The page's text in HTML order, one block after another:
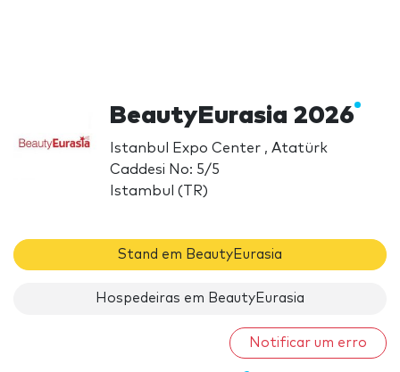
BeautyEurasia 2026
Istanbul Expo Center , Atatürk
Caddesi No: 5/5
Istambul (TR)
Stand em BeautyEurasia
Hospedeiras em BeautyEurasia
Notificar um erro